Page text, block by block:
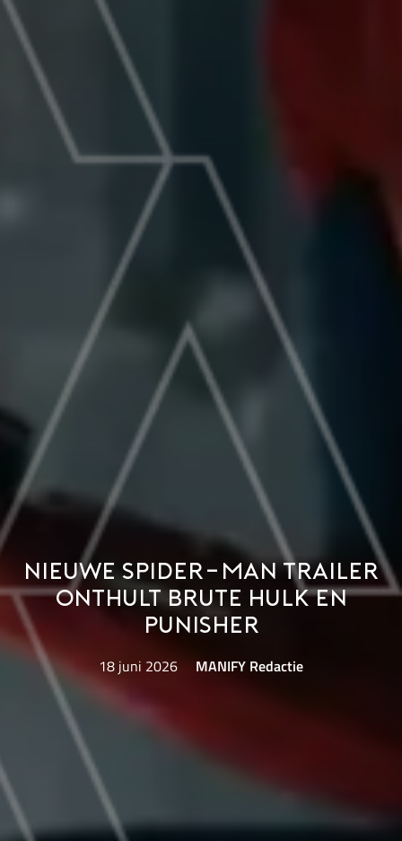
Nieuwe Spider-Man trailer
onthult brute Hulk en
Punisher
18 juni 2026 MANIFY Redactie